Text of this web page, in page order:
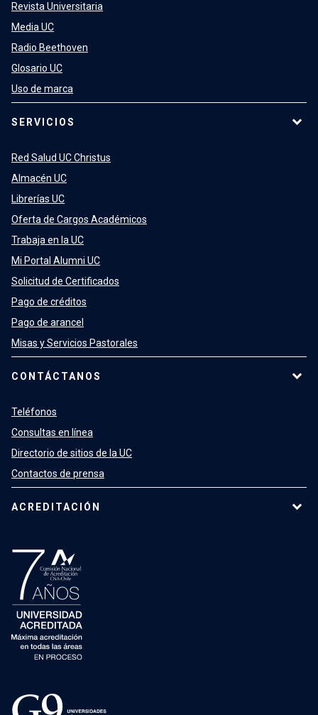
Revista Universitaria
Media UC
Radio Beethoven
Glosario UC
Uso de marca
SERVICIOS
Red Salud UC Christus
Almacén UC
Librerías UC
Oferta de Cargos Académicos
Trabaja en la UC
Mi Portal Alumni UC
Solicitud de Certificados
Pago de créditos
Pago de arancel
Misas y Servicios Pastorales
CONTÁCTANOS
Teléfonos
Consultas en línea
Directorio de sitios de la UC
Contactos de prensa
ACREDITACIÓN